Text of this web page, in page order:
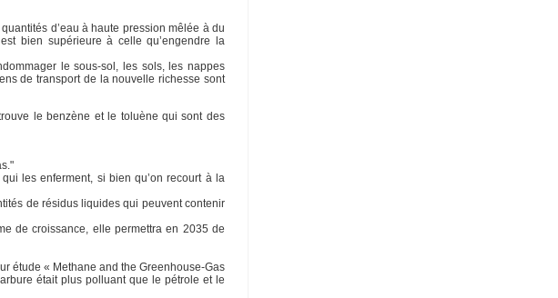
d’eau à haute pression mêlée à du
bien supérieure à celle qu’engendre la
le sous-sol, les sols, les nappes
de transport de la nouvelle richesse sont
le benzène et le toluène qui sont des
les enferment, si bien qu’on recourt à la
de résidus liquides qui peuvent contenir
de croissance, elle permettra en 2035 de
étude « Methane and the Greenhouse-Gas
était plus polluant que le pétrole et le